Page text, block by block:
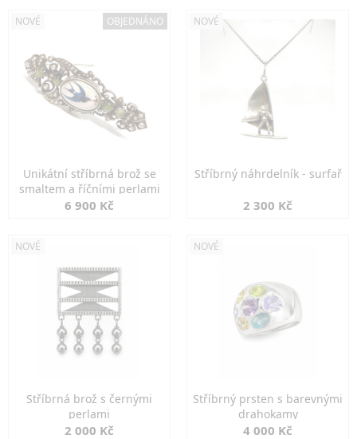
NOVÉ OBJEDNÁNO
Unikátní stříbrná brož se
smaltem a říčními perlami
6 900 Kč
NOVÉ
Stříbrný náhrdelník - surfař
2 300 Kč
NOVÉ
Stříbrná brož s černými
perlami
2 000 Kč
NOVÉ
Stříbrný prsten s barevnými
drahokamy
4 000 Kč